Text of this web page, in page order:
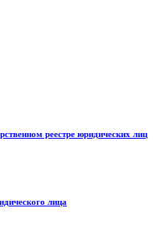
реестре юридических лиц
лица